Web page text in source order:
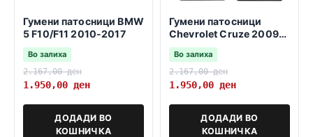
Гумени патосници BMW
5 F10/F11 2010-2017
Во залиха
2.167,00ден
1.950,00 ден
ДОДАДИ ВО
КОШНИЧКА
Гумени патосници
Chevrolet Cruze 2009-
2016
Во залиха
2.167,00ден
1.950,00 ден
ДОДАДИ ВО
КОШНИЧКА